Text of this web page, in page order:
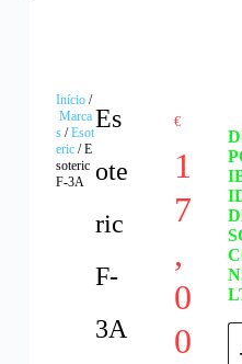
Início/
Marca
s/Esot
eric/ E
soteric
F-3A
Es
ote
ric
F-
3A
€
1
7
,
0
0